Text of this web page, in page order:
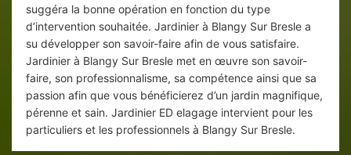
suggéra la bonne opération en fonction du type
d’intervention souhaitée. Jardinier à Blangy Sur Bresle a
su développer son savoir-faire afin de vous satisfaire.
Jardinier à Blangy Sur Bresle met en œuvre son savoir-
faire, son professionnalisme, sa compétence ainsi que sa
passion afin que vous bénéficierez d’un jardin magnifique,
pérenne et sain. Jardinier ED elagage intervient pour les
particuliers et les professionnels à Blangy Sur Bresle.